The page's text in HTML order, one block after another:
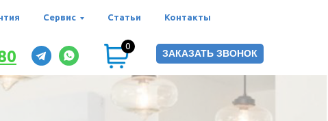
Сервис Статьи Контакты
ЗАКАЗАТЬ ЗВОНОК
0